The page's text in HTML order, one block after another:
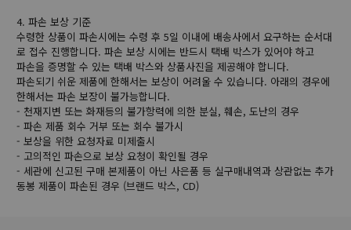
4. 파손 보상 기준
수령한 상품이 파손시에는 수령 후 5일 이내에 배송사에서 요구하는 순서대
로 접수 진행합니다. 파손 보상 시에는 반드시 택배 박스가 있어야 하고
파손을 증명할 수 있는 택배 박스와 상품사진을 제공해야 합니다.
파손되기 쉬운 제품에 한해서는 보상이 어려울 수 있습니다. 아래의 경우에
한해서는 파손 보장이 불가능합니다.
- 천재지변 또는 화재등의 불가항력에 의한 분실, 훼손, 도난의 경우
- 파손 제품 회수 거부 또는 회수 불가시
- 보상을 위한 요청자료 미제출시
- 고의적인 파손으로 보상 요청이 확인될 경우
- 세관에 신고된 구매 본제품이 아닌 사은품 등 실구매내역과 상관없는 추가
동봉 제품이 파손된 경우 (브랜드 박스, CD)